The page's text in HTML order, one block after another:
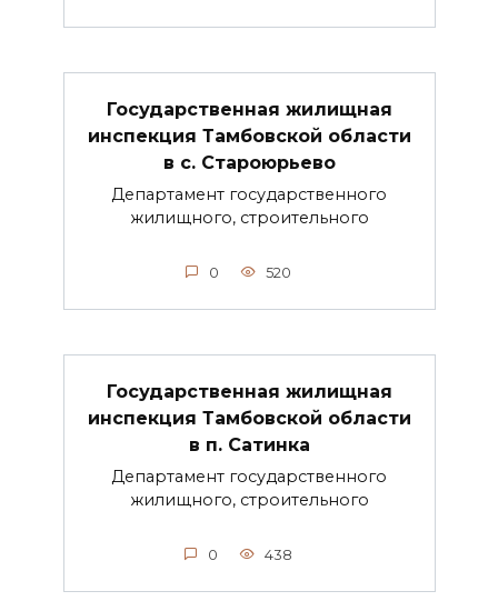
Государственная жилищная
инспекция Тамбовской области
в с. Староюрьево
Департамент государственного
жилищного, строительного
0 520
Государственная жилищная
инспекция Тамбовской области
в п. Сатинка
Департамент государственного
жилищного, строительного
0 438